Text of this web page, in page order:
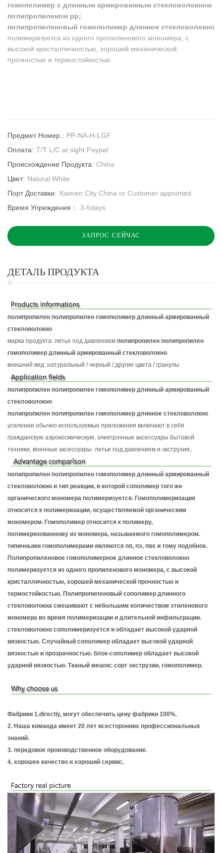
гомополимер с длинным армированным стекловолокном
полипропиленом pp;
полипропиленовый гомополимер длинное стекловолокно
полимеризуется из одного пропиленового мономера, с
высокой кристалличностью, хорошей механической
прочностью и термостойкостью.
Предмет Номер.: PP-NA-H-LGF
Оплата: T/T L/C at sight Paypel
Происхождение Продукта: China
Цвет: Natural White
Порт Доставки: Xiamen City China or Customer appointed
Время Упреждения：
3-5days
ЗАПРОС СЕЙЧАС
ДЕТАЛЬ ПРОДУКТА
полипропилен полипропилен гомополимер длинный армированный
стекловолокно
марка продукта: литье под давлением полипропилен полипропилен
гомополимер длинный армированный стекловолокно
внешний вид: натуральный / черный / другие цвета / гранулы
полипропилен полипропилен гомополимер длинный армированный
стекловолокно
полипропилен полипропилен гомополимер длинное стекловолокно
усиление обычно используемые приложения включают в себя
гражданскую аэрокосмическую, электронные аксессуары бытовой
техники, военные аксессуары. литье под давлением и экструзия。
полипропилен полипропилен гомополимер длинный армированный
стекловолокно и тип реакции, в которой сополимер того же
органического мономера полимеризуется. Гомополимеризация
относится к полимеризации, осуществляемой органическим
мономером. Гомополимер относится к полимеру,
полимеризованному из мономера, называемого гомополимером.
типичными гомополимерами являются пп, пэ, пвх и тому подобное.
Полипропиленовое гомополимерное длинное стекловолокно
полимеризуется из одного пропиленового мономера, с высокой
кристалличностью, хорошей механической прочностью и
термостойкостью. Полипропиленовый сополимер длинного
стекловолокна смешивают с небольшим количеством этиленового
мономера во время полимеризации и длительной инфильтрации.
стекловолокно сополимеризуется и обладает высокой ударной
вязкостью. Случайный сополимер обладает высокой ударной
вязкостью и прозрачностью. блок-сополимер обладает высокой
ударной вязкостью. Тканый мешок: сорт экструзии, гомополимер.
Фабрики 1.directly, могут обеспечить цену фабрики 100%.
2. Наша команда имеет 20 лет всесторонних профессиональных
знаний.
3. передовое производственное оборудование.
4. хорошее качество и хороший сервис.